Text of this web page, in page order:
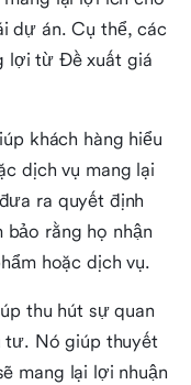
dự án. Cụ thể, các
lợi từ Đề xuất giá
khách hàng hiểu
dịch vụ mang lại
ra quyết định
bảo rằng họ nhận
hoặc dịch vụ.
thu hút sự quan
tư. Nó giúp thuyết
mang lại lợi nhuận